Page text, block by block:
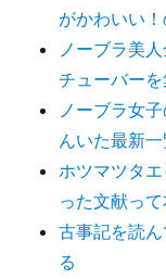
がかわいい
ノーブラ美
チューバーを
ノーブラ女
んいた最新一
ホツマツタ
った文献って
古事記を読
る